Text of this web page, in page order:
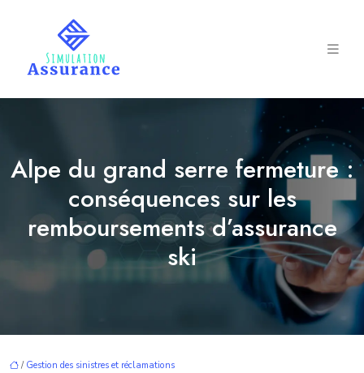
Alpe du grand serre fermeture :
conséquences sur les
remboursements d’assurance
ski
/ Gestion des sinistres et réclamations